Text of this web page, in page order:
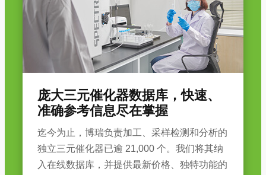
庞大三元催化器数据库，快速、
准确参考信息尽在掌握
迄今为止，博瑞负责加工、采样检测和分析的
独立三元催化器已逾 21,000 个。我们将其纳
入在线数据库，并提供最新价格、独特功能的